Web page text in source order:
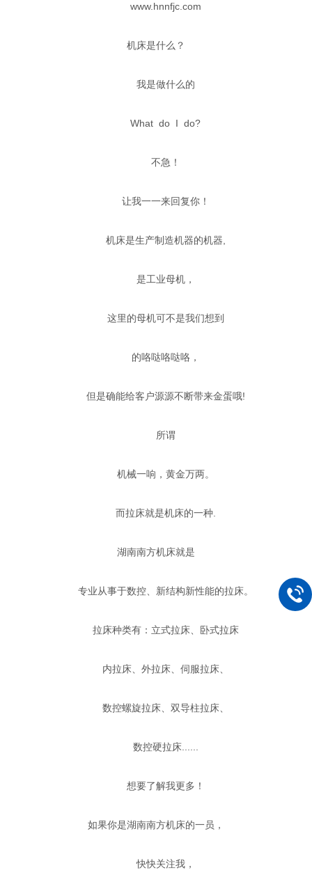
www.hnnfjc.com
机床是什么？
我是做什么的
What do I do?
不急！
让我一一来回复你！
机床是生产制造机器的机器,
是工业母机，
这里的母机可不是我们想到
的咯哒咯哒咯，
但是确能给客户源源不断带来金蛋哦!
所谓
机械一响，黄金万两。
而拉床就是机床的一种.
湖南南方机床就是
专业从事于数控、新结构新性能的拉床。
拉床种类有：立式拉床、卧式拉床
内拉床、外拉床、伺服拉床、
数控螺旋拉床、双导柱拉床、
数控硬拉床......
想要了解我更多！
如果你是湖南南方机床的一员，
快快关注我，